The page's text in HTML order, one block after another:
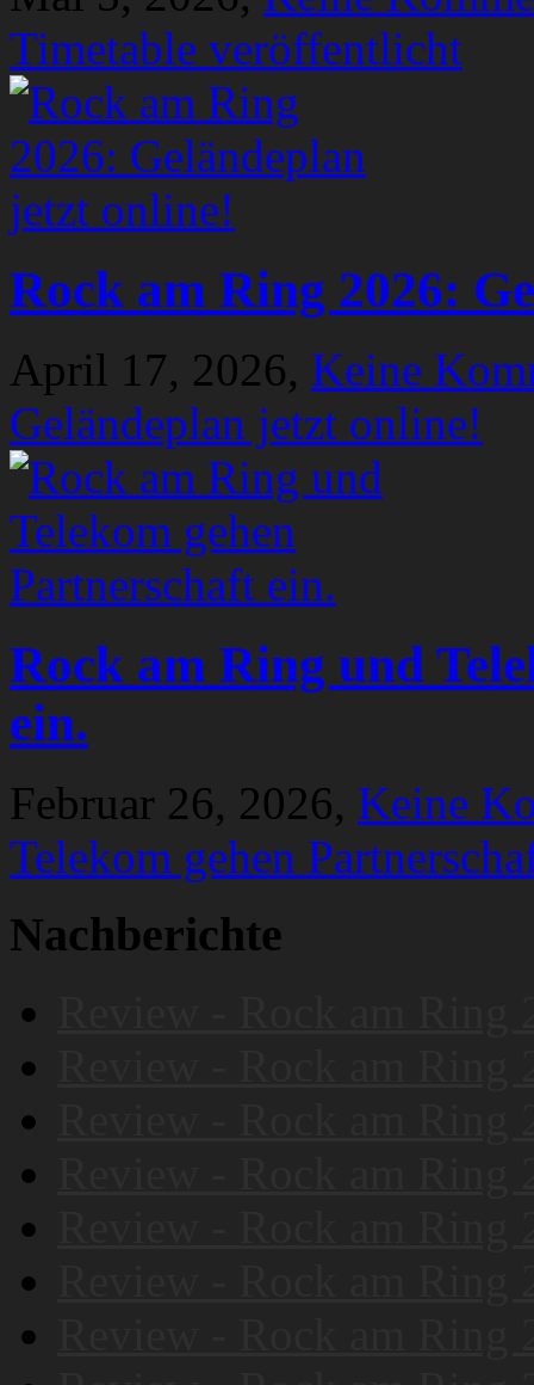
Timetable veröffentlicht
Rock am Ring 2026:
April 17, 2026, Keine
Geländeplan jetzt online!
Rock am Ring und
ein.
Februar 26, 2026, Keine
Telekom gehen
Nachberichte